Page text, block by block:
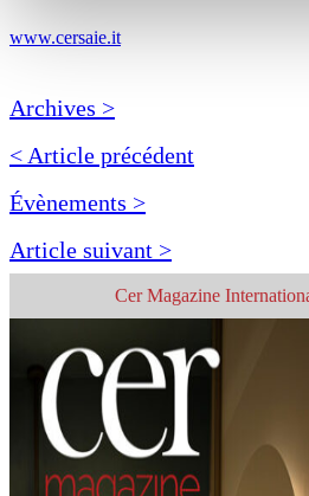
www.cersaie.it
Archives >
< Article précédent
Évènements >
Article suivant >
Cer Magazine